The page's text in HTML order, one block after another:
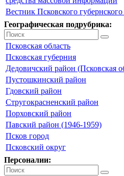
Вестник Псковского губернского
Географическая подрубрика:
Псковская область
Псковская губерния
Дедовичский район (Псковская
Пустошкинский район
Гдовский район
Стругокрасненский район
Порховский район
Павский район (1946-1959)
Псков город
Псковский округ
Персоналии: